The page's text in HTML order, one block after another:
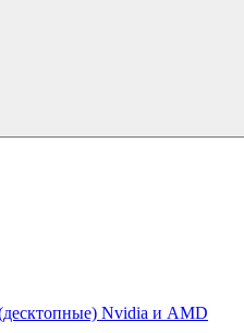
Nvidia и AMD